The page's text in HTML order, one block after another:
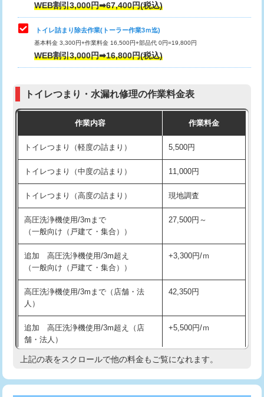
WEB割引3,000円➡67,400円(税込)
トイレ詰まり除去作業(トーラー作業3ｍ迄)
基本料金 3,300円+作業料金 16,500円+部品代 0円=19,800円
WEB割引3,000円➡16,800円(税込)
トイレつまり・水漏れ修理の作業料金表
作業内容 作業料金
トイレつまり（軽度の詰まり） 5,500円
トイレつまり（中度の詰まり） 11,000円
トイレつまり（高度の詰まり） 現地調査
高圧洗浄機使用/3mまで
（一般向け（戸建て・集合））
27,500円～
追加 高圧洗浄機使用/3m超え
（一般向け（戸建て・集合））
+3,300円/ｍ
高圧洗浄機使用/3mまで（店舗・法
人）
42,350円
追加 高圧洗浄機使用/3m超え（店
舗・法人）
+5,500円/ｍ
高度高圧洗浄換 現地調査
上記の表をスクロールで他の料金もご覧になれます。